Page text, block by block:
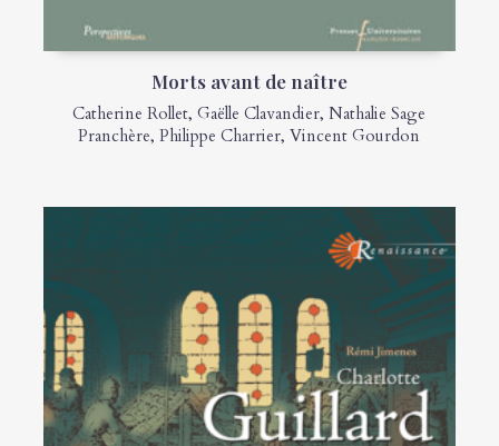
Morts avant de naître
Catherine Rollet,Gaëlle Clavandier,Nathalie Sage
Pranchère,Philippe Charrier,Vincent Gourdon